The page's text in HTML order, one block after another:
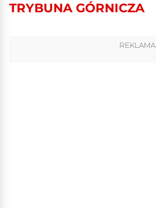
TRYBUNA GÓRNICZA
REKLAMA